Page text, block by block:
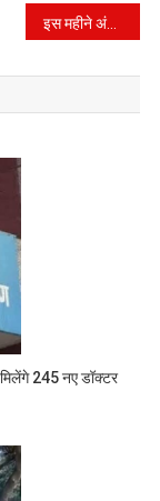
मिलेंगे 245 नए डॉक्टर